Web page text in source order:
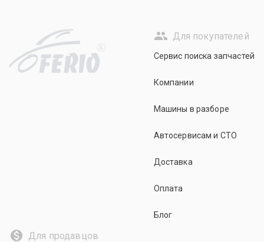
R
Для покупателей
Сервис поиска запчастей
Компании
Машины в разборе
Автосервисам и СТО
Доставка
Оплата
Блог
Для продавцов